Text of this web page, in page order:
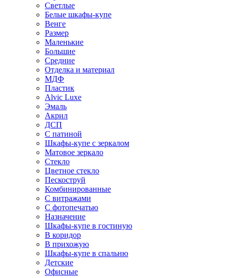
Светлые
Белые шкафы-купе
Венге
Размер
Маленькие
Большие
Средние
Отделка и материал
МДФ
Пластик
Alvic Luxe
Эмаль
Акрил
ДСП
С патиной
Шкафы-купе с зеркалом
Матовое зеркало
Стекло
Цветное стекло
Пескоструй
Комбинированные
С витражами
С фотопечатью
Назначение
Шкафы-купе в гостиную
В коридор
В прихожую
Шкафы-купе в спальню
Детские
Офисные